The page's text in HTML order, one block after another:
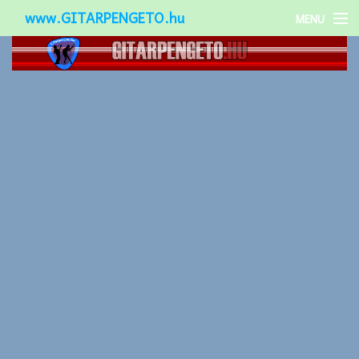
www.GITARPENGETO.hu MENU
Népszerű-